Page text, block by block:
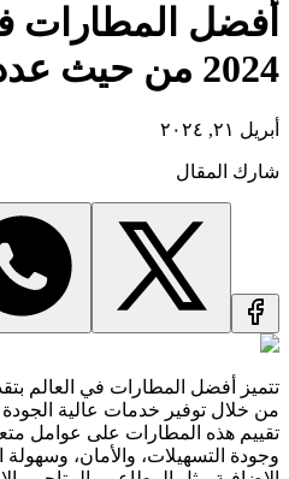
أفضل المطارات
2024 من حيث عدد الركاب
أبريل ٢١, ٢٠٢٤
شارك المقال
تتميز أفضل المطارات في العالم
من خلال توفير خدمات عالية الجودة
تقييم هذه المطارات على عوامل
وجودة التسهيلات، والأمان، وسهولة